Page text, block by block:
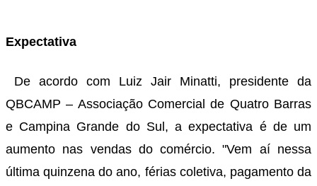
Expectativa
De acordo com Luiz Jair Minatti, presidente da
QBCAMP – Associação Comercial de Quatro Barras
e Campina Grande do Sul, a expectativa é de um
aumento nas vendas do comércio. "Vem aí nessa
última quinzena do ano, férias coletiva, pagamento da